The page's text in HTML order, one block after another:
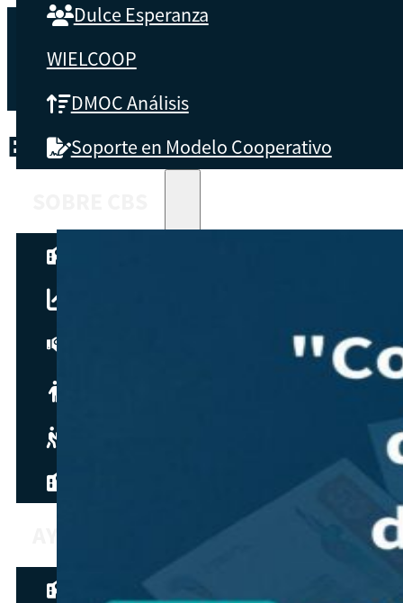
Dulce Esperanza
WIELCOOP
DMOC Análisis
Soporte en Modelo Cooperativo
Tour guiado
ETIQUETA:INVERSIONES DE